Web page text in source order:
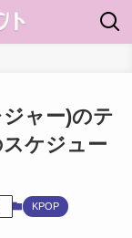
ジャー)のテ
ケジュー
KPOP